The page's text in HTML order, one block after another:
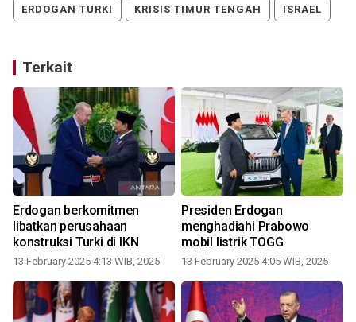
ERDOGAN TURKI KRISIS TIMUR TENGAH ISRAEL
Terkait
Erdogan berkomitmen
libatkan perusahaan
konstruksi Turki di IKN
13 February 2025 4:13 WIB, 2025
Presiden Erdogan
menghadiahi Prabowo
mobil listrik TOGG
13 February 2025 4:05 WIB, 2025